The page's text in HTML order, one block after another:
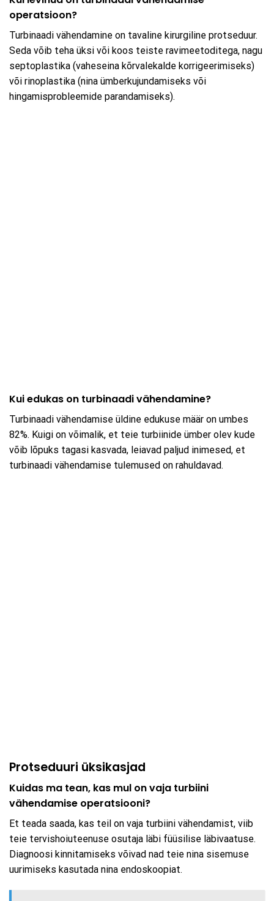
operatsioon?
Turbinaadi vähendamine on tavaline kirurgiline protseduur.
Seda võib teha üksi või koos teiste ravimeetoditega, nagu
septoplastika (vaheseina kõrvalekalde korrigeerimiseks)
või rinoplastika (nina ümberkujundamiseks või
hingamisprobleemide parandamiseks).
Kui edukas on turbinaadi vähendamine?
Turbinaadi vähendamise üldine edukuse määr on umbes
82%. Kuigi on võimalik, et teie turbiinide ümber olev kude
võib lõpuks tagasi kasvada, leiavad paljud inimesed, et
turbinaadi vähendamise tulemused on rahuldavad.
Protseduuri üksikasjad
Kuidas ma tean, kas mul on vaja turbiini
vähendamise operatsiooni?
Et teada saada, kas teil on vaja turbiini vähendamist, viib
teie tervishoiuteenuse osutaja läbi füüsilise läbivaatuse.
Diagnoosi kinnitamiseks võivad nad teie nina sisemuse
uurimiseks kasutada nina endoskoopiat.